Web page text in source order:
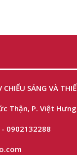
CHIẾU SÁNG VÀ
Thận, P. Việt
0902132288